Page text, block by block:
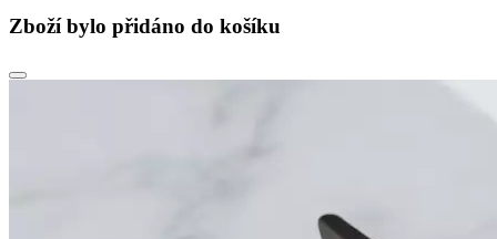
Zboží bylo přidáno do košíku